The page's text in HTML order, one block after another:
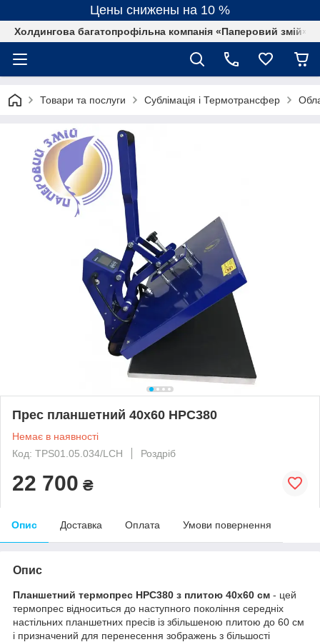
Цены снижены на 10 %
Холдингова багатопрофільна компанія «Паперовий змій»
Товари та послуги Сублімація і Термотрансфер
Прес планшетний 40x60 НРС380
Немає в наявності
Код: TPS01.05.034/LCH
Роздріб
22 700 ₴
Опис Доставка Оплата Умови повернення
Опис
Планшетний термопрес HPC380 з плитою 40х60 см - цей
термопрес відноситься до наступного покоління середніх
настільних планшетних пресів із збільшеною плитою до 60 см
і призначений для перенесення зображень з більшості